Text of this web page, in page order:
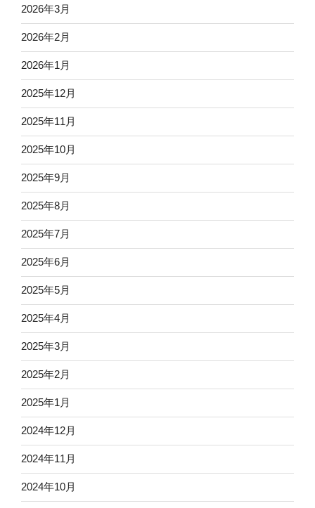
2026年3月
2026年2月
2026年1月
2025年12月
2025年11月
2025年10月
2025年9月
2025年8月
2025年7月
2025年6月
2025年5月
2025年4月
2025年3月
2025年2月
2025年1月
2024年12月
2024年11月
2024年10月